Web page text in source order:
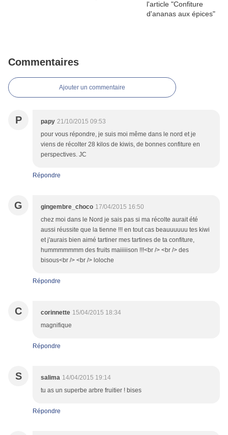
Commentaires
Ajouter un commentaire
P papy 21/10/2015 09:53
pour vous répondre, je suis moi même dans le nord et je
viens de récolter 28 kilos de kiwis, de bonnes confiture en
perspectives. JC
Répondre
G gingembre_choco 17/04/2015 16:50
chez moi dans le Nord je sais pas si ma récolte aurait été
aussi réussite que la tienne !!! en tout cas beauuuuuu tes kiwi
et j'aurais bien aimé tartiner mes tartines de ta confiture,
hummmmmmm des fruits maiiiiison !!!<br /> <br /> des
bisous<br /> <br /> loloche
Répondre
C corinnette 15/04/2015 18:34
magnifique
Répondre
S salima 14/04/2015 19:14
tu as un superbe arbre fruitier ! bises
Répondre